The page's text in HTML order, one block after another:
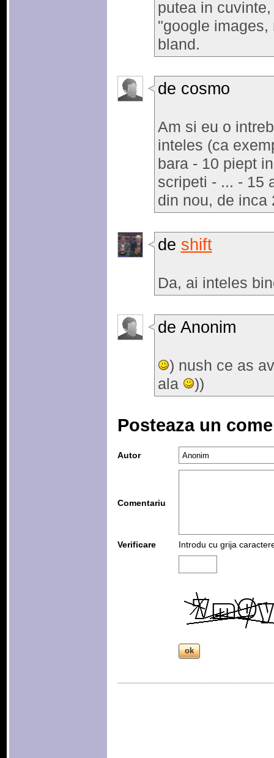
putea in
"google
bland.
de cosmo
Am si eu o
inteles (ca
bara - 10 piept
scripeti - ... - 15
din nou, de inca
de shift
Da, ai inteles
de Anonim
) nush ce as
ala
))
Posteaza un
Autor
Comentariu
Verificare Introdu cu grija